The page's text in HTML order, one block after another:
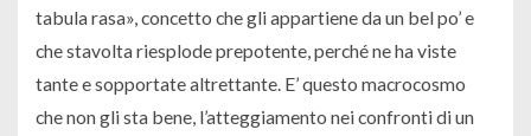
tabula rasa», concetto che gli appartiene da un bel po’ e
che stavolta riesplode prepotente, perché ne ha viste
tante e sopportate altrettante. E’ questo macrocosmo
che non gli sta bene, l’atteggiamento nei confronti di un